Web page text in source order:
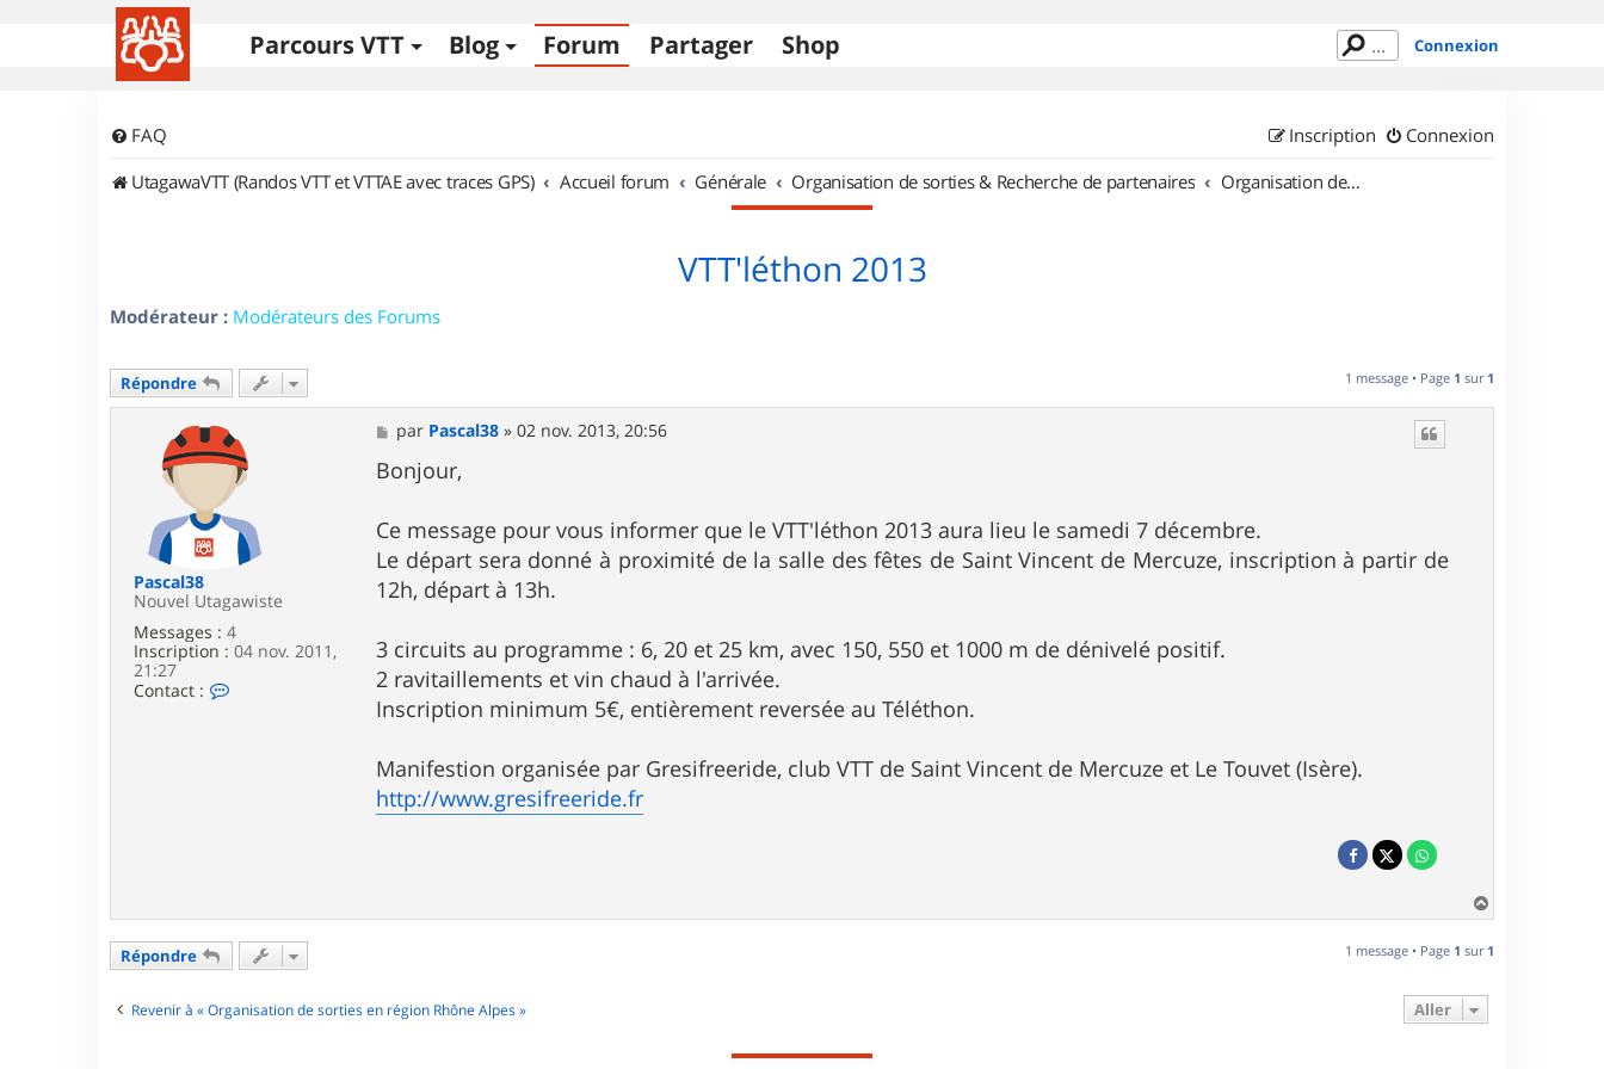
Parcours VTT Blog Forum Partager Shop Connexion
FAQ Connexion
Inscription
UtagawaVTT (Randos VTT et VTTAE avec traces GPS)
Accueil forum Générale Organisation de sorties & Recherche de partenaires Organisation de sorties en région Rhône Alpes
VTT'léthon 2013
Modérateur : Modérateurs des Forums
Répondre 1 message • Page 1 sur 1
Pascal38
Nouvel Utagawiste
Messages : 4
Inscription : 04 nov. 2011,
21:27
Contact :
c
a
3
M
e
s
s
g
e
par Pascal38 »02 nov. 2013, 20:56
Bonjour,
Ce message pour vous informer que le VTT'léthon 2013 aura lieu le samedi 7 décembre.
Le départ sera donné à proximité de la salle des fêtes de Saint Vincent de Mercuze, inscription à partir de
12h, départ à 13h.
3 circuits au programme : 6, 20 et 25 km, avec 150, 550 et 1000 m de dénivelé positif.
2 ravitaillements et vin chaud à l'arrivée.
Inscription minimum 5€, entièrement reversée au Téléthon.
Manifestion organisée par Gresifreeride, club VTT de Saint Vincent de Mercuze et Le Touvet (Isère).
http://www.gresifreeride.fr
a
t
Répondre 1 message • Page 1 sur 1
Revenir à « Organisation de sorties en région Rhône Alpes » Aller